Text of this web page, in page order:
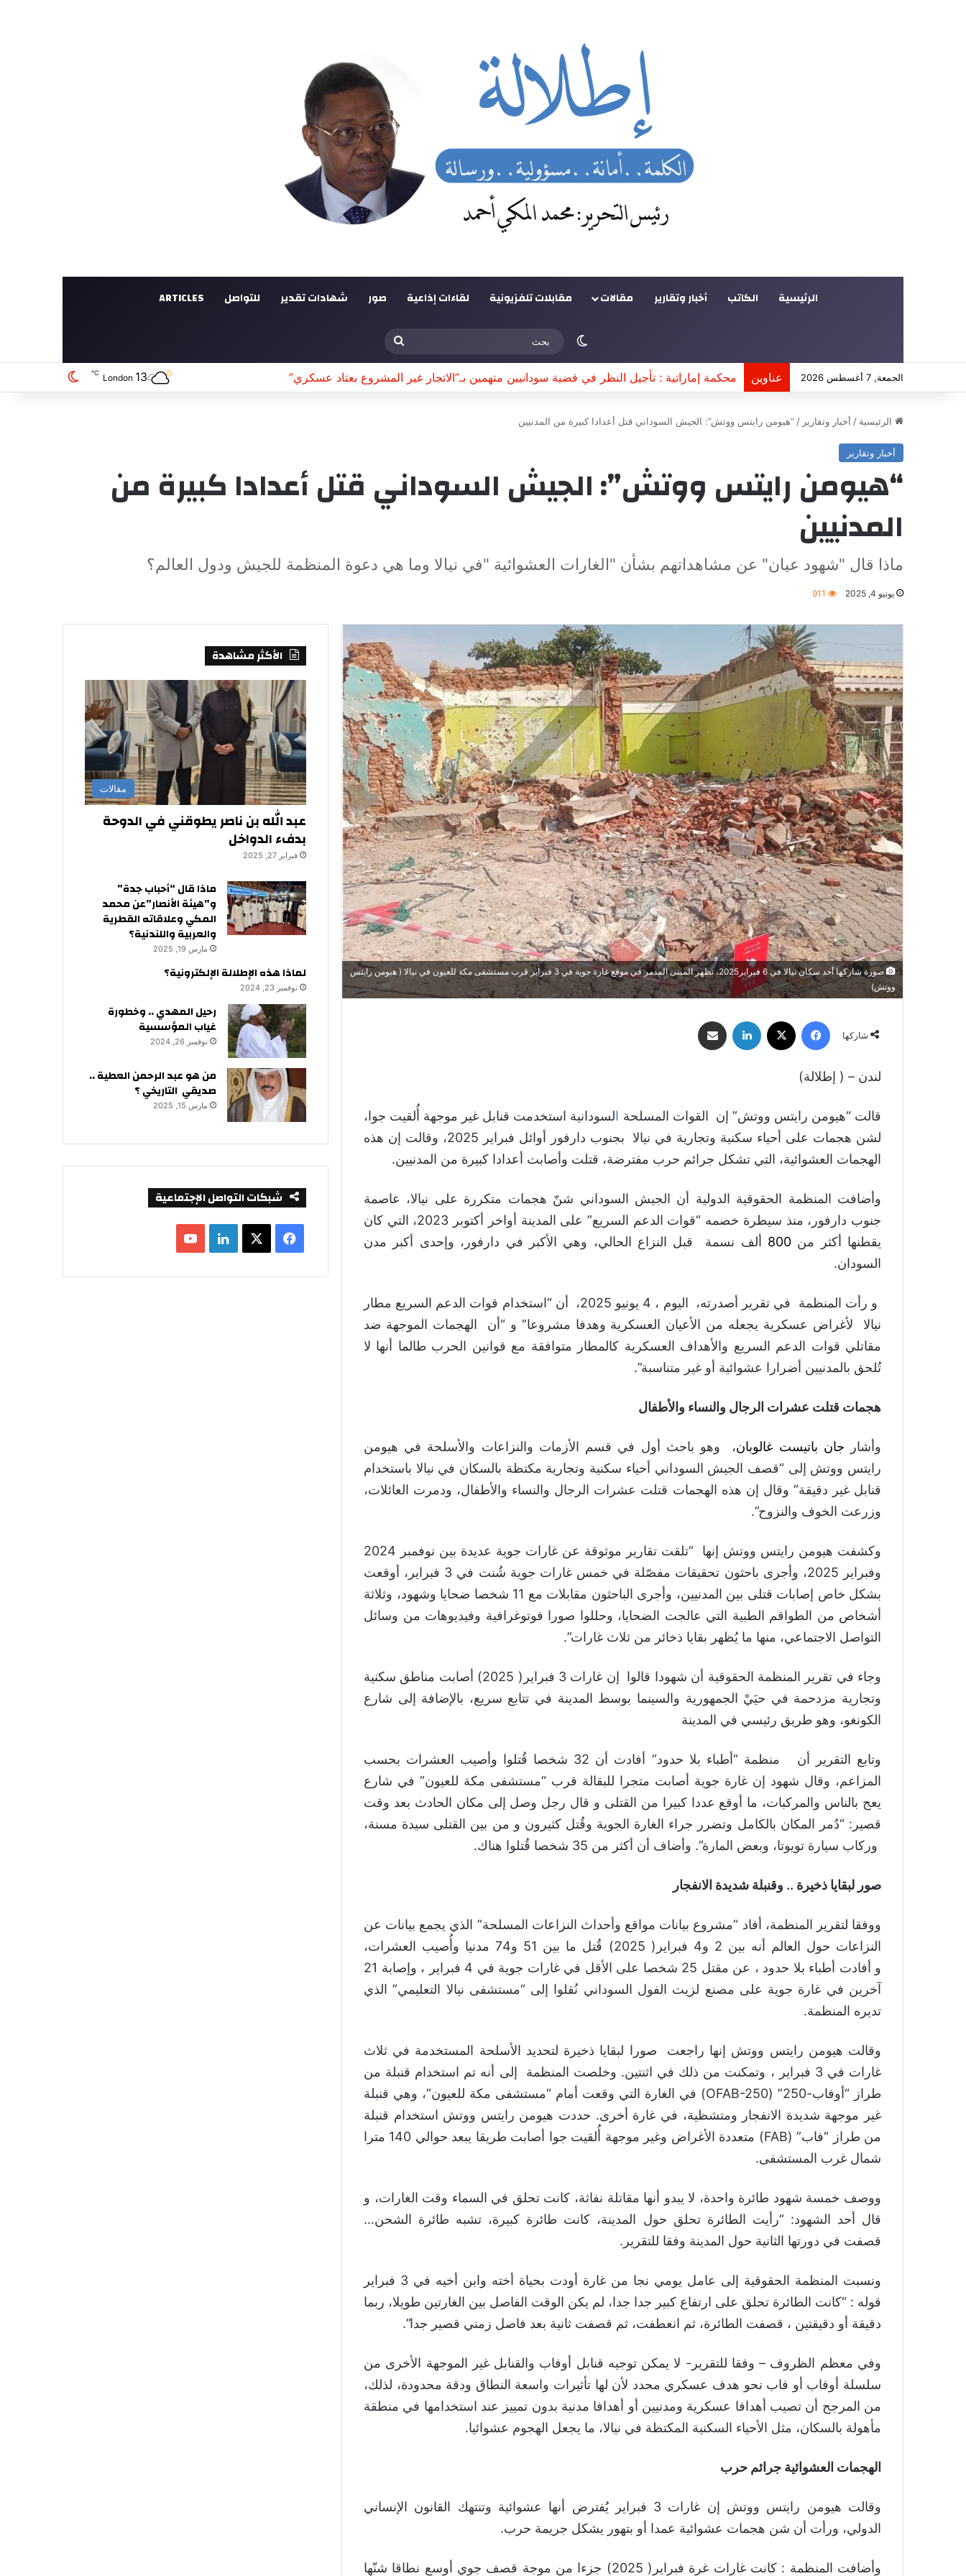
الرئيسية الكاتب أخبار وتقارير مقالات مقابلات تلفزيونية لقاءات إذاعية صور شهادات تقدير للتواصل ARTICLES
الوضع المظلم
الجمعة, 7 أغسطس 2026 عناوين محكمة إماراتية : تأجيل النظر في قضية سودانيين متهمين بـ”الاتجار غير المشروع بعتاد عسكري” London 13
℃
الرئيسية / أخبار وتقارير / “هيومن رايتس ووتش”: الجيش السوداني قتل أعدادا كبيرة من المدنيين
أخبار وتقارير
“هيومن رايتس ووتش”: الجيش السوداني قتل أعدادا كبيرة من
المدنيين
ماذا قال "شهود عيان" عن مشاهداتهم بشأن "الغارات العشوائية "في نيالا وما هي دعوة المنظمة للجيش ودول العالم؟
يونيو 4, 2025 911
صورة شاركها أحد سكان نيالا في 6 فبراير2025، تظهر المبنى المدمر في موقع غارة جوية في 3 فبراير قرب مستشفى مكة للعيون في نيالا ( هيومن رايتس
ووتش)
شاركها
لندن – ( إطلالة)
قالت “هيومن رايتس ووتش” إن القوات المسلحة السودانية استخدمت قنابل غير موجهة أُلقيت جوا،
لشن هجمات على أحياء سكنية وتجارية في نيالا بجنوب دارفور أوائل فبراير 2025، وقالت إن هذه
الهجمات العشوائية، التي تشكل جرائم حرب مفترضة، قتلت وأصابت أعدادا كبيرة من المدنيين.
وأضافت المنظمة الحقوقية الدولية أن الجيش السوداني شنّ هجمات متكررة على نيالا، عاصمة
جنوب دارفور، منذ سيطرة خصمه “قوات الدعم السريع” على المدينة أواخر أكتوبر 2023، التي كان
يقطنها أكثر من800 ألف نسمة قبل النزاع الحالي، وهي الأكبر في دارفور، وإحدى أكبر مدن
السودان.
و رأت المنظمة في تقرير أصدرته، اليوم ، 4 يونيو 2025، أن “استخدام قوات الدعم السريع مطار
نيالا لأغراض عسكرية يجعله من الأعيان العسكرية وهدفا مشروعا” و “أن الهجمات الموجهة ضد
مقاتلي قوات الدعم السريع والأهداف العسكرية كالمطار متوافقة مع قوانين الحرب طالما أنها لا
تُلحق بالمدنيين أضرارا عشوائية أو غير متناسبة”.
هجمات قتلت عشرات الرجال والنساء والأطفال
وأشار جان باتيست غالوبان، وهو باحث أول في قسم الأزمات والنزاعات والأسلحة في هيومن
رايتس ووتش إلى “قصف الجيش السوداني أحياء سكنية وتجارية مكتظة بالسكان في نيالا باستخدام
قنابل غير دقيقة” وقال إن هذه الهجمات قتلت عشرات الرجال والنساء والأطفال، ودمرت العائلات،
وزرعت الخوف والنزوح”.
وكشفت هيومن رايتس ووتش إنها “تلقت تقارير موثوقة عن غارات جوية عديدة بين نوفمبر 2024
وفبراير 2025، وأجرى باحثون تحقيقات مفصّلة في خمس غارات جوية شُنت في 3 فبراير، أوقعت
بشكل خاص إصابات قتلى بين المدنيين، وأجرى الباحثون مقابلات مع 11 شخصا ضحايا وشهود، وثلاثة
أشخاص من الطواقم الطبية التي عالجت الضحايا، وحللوا صورا فوتوغرافية وفيديوهات من وسائل
التواصل الاجتماعي، منها ما يُظهر بقايا ذخائر من ثلاث غارات”.
وجاء في تقرير المنظمة الحقوقية أن شهودا قالوا إن غارات 3 فبراير( 2025) أصابت مناطق سكنية
وتجارية مزدحمة في حيَيْ الجمهورية والسينما بوسط المدينة في تتابع سريع، بالإضافة إلى شارع
الكونغو، وهو طريق رئيسي في المدينة
وتابع التقرير أن منظمة “أطباء بلا حدود” أفادت أن 32 شخصا قُتلوا وأصيب العشرات بحسب
المزاعم، وقال شهود إن غارة جوية أصابت متجرا للبقالة قرب “مستشفى مكة للعيون” في شارع
يعج بالناس والمركبات، ما أوقع عددا كبيرا من القتلى و قال رجل وصل إلى مكان الحادث بعد وقت
قصير: “دُمر المكان بالكامل وتضرر جراء الغارة الجوية وقُتل كثيرون و من بين القتلى سيدة مسنة،
وركاب سيارة تويوتا، وبعض المارة”. وأضاف أن أكثر من 35 شخصا قُتلوا هناك.
صور لبقايا ذخيرة .. وقنبلة شديدة الانفجار
ووفقا لتقرير المنظمة، أفاد “مشروع بيانات مواقع وأحداث النزاعات المسلحة” الذي يجمع بيانات عن
النزاعات حول العالم أنه بين 2 و4 فبراير( 2025) قُتل ما بين 51 و74 مدنيا وأُصيب العشرات،
و أفادت أطباء بلا حدود ، عن مقتل 25 شخصا على الأقل في غارات جوية في 4 فبراير ، وإصابة 21
آخرين في غارة جوية على مصنع لزيت الفول السوداني نُقلوا إلى “مستشفى نيالا التعليمي” الذي
تديره المنظمة.
وقالت هيومن رايتس ووتش إنها راجعت صورا لبقايا ذخيرة لتحديد الأسلحة المستخدمة في ثلاث
غارات في 3 فبراير ، وتمكنت من ذلك في اثنتين. وخلصت المنظمة إلى أنه تم استخدام قنبلة من
طراز “أوفاب-250” (OFAB-250) في الغارة التي وقعت أمام “مستشفى مكة للعيون”، وهي قنبلة
غير موجهة شديدة الانفجار ومتشظية، في غارة أخرى. حددت هيومن رايتس ووتش استخدام قنبلة
من طراز “فاب” (FAB) متعددة الأغراض وغير موجهة أُلقيت جوا أصابت طريقا يبعد حوالي 140 مترا
شمال غرب المستشفى.
ووصف خمسة شهود طائرة واحدة، لا يبدو أنها مقاتلة نفاثة، كانت تحلق في السماء وقت الغارات، و
قال أحد الشهود: “رأيت الطائرة تحلق حول المدينة، كانت طائرة كبيرة، تشبه طائرة الشحن…
قصفت في دورتها الثانية حول المدينة وفقا للتقرير.
ونسبت المنظمة الحقوقية إلى عامل يومي نجا من غارة أودت بحياة أخته وابن أخيه في 3 فبراير
قوله : “كانت الطائرة تحلق على ارتفاع كبير جدا جدا، لم يكن الوقت الفاصل بين الغارتين طويلا، ربما
دقيقة أو دقيقتين ، قصفت الطائرة، ثم انعطفت، ثم قصفت ثانية بعد فاصل زمني قصير جدا”.
وفي معظم الظروف – وفقا للتقرير- لا يمكن توجيه قنابل أوفاب والقنابل غير الموجهة الأخرى من
سلسلة أوفاب أو فاب نحو هدف عسكري محدد لأن لها تأثيرات واسعة النطاق ودقة محدودة، لذلك،
من المرجح أن تصيب أهدافا عسكرية ومدنيين أو أهدافا مدنية بدون تمييز عند استخدامها في منطقة
مأهولة بالسكان، مثل الأحياء السكنية المكتظة في نيالا، ما يجعل الهجوم عشوائيا.
الهجمات العشوائية جرائم حرب
وقالت هيومن رايتس ووتش إن غارات 3 فبراير يُفترض أنها عشوائية وتنتهك القانون الإنساني
الدولي، ورأت أن شن هجمات عشوائية عمدا أو بتهور يشكل جريمة حرب.
وأضافت المنظمة : كانت غارات غرة فبراير( 2025) جزءا من موجة قصف جوي أوسع نطاقا شنّها
الأكثر مشاهدة
مقالات
عبد الله بن ناصر يطوقني في الدوحة
بدفء الدواخل
فبراير 27, 2025
ماذا قال “أحباب جدة”
و”هيئة الأنصار”عن محمد
المكي وعلاقاته القطرية
والعربية واللندنية؟
مارس 19, 2025
لماذا هذه الإطلالة الإلكترونية؟
نوفمبر 23, 2024
رحيل المهدي .. وخطورة
غياب المؤسسية
نوفمبر 26, 2024
من هو عبد الرحمن العطية ..
صديقي التاريخي ؟
مارس 15, 2025
شبكات التواصل الإجتماعية
ل